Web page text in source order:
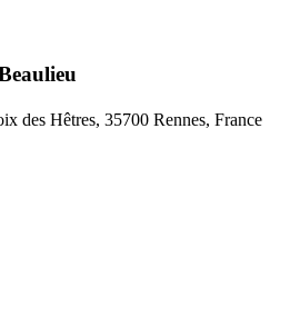
des Hêtres, 35700 Rennes, France